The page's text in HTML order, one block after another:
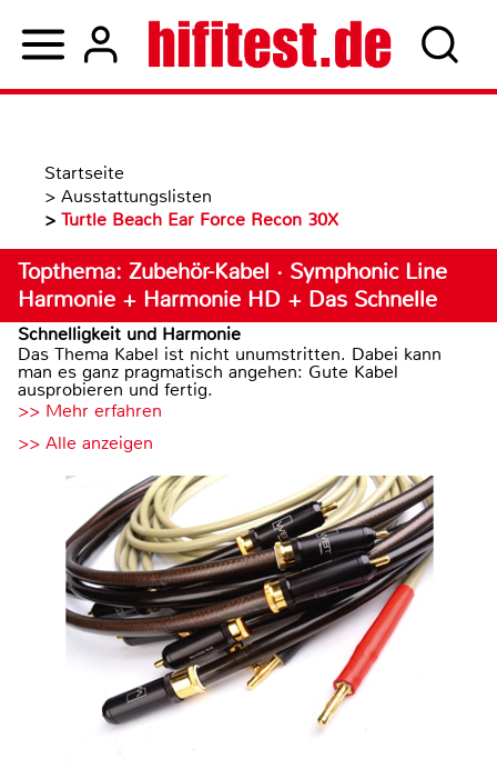
Startseite
> Ausstattungslisten
> Turtle Beach Ear Force Recon 30X
Topthema: Zubehör-Kabel · Symphonic Line
Harmonie + Harmonie HD + Das Schnelle
Schnelligkeit und Harmonie
Das Thema Kabel ist nicht unumstritten. Dabei kann
man es ganz pragmatisch angehen: Gute Kabel
ausprobieren und fertig.
>> Mehr erfahren
>> Alle anzeigen